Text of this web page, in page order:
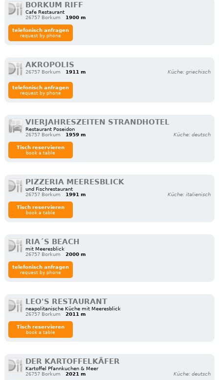
BORKUM RIFF
Cafe Restaurant
26757 Borkum
1900 m
telefonisch anfragen
request by phone
AKROPOLIS
26757 Borkum 1911 m Küche: griechisch
telefonisch anfragen
request by phone
VIERJAHRESZEITEN STRANDHOTEL
Restaurant Poseidon
26757 Borkum
1959 m Küche: deutsch
Tisch reservieren
book a table
PIZZERIA MEERESBLICK
und Fischrestaurant
26757 Borkum
1991 m Küche: italienisch
Tisch reservieren
book a table
RIA´S BEACH
mit Meeresblick
26757 Borkum
2000 m
telefonisch anfragen
request by phone
LEO'S RESTAURANT
neapolitanische Küche mit Meeresblick
26757 Borkum
2011 m
Tisch reservieren
book a table
DER KARTOFFELKÄFER
Kartoffel Pfannkuchen & Meer
26757 Borkum
2021 m Küche: deutsch